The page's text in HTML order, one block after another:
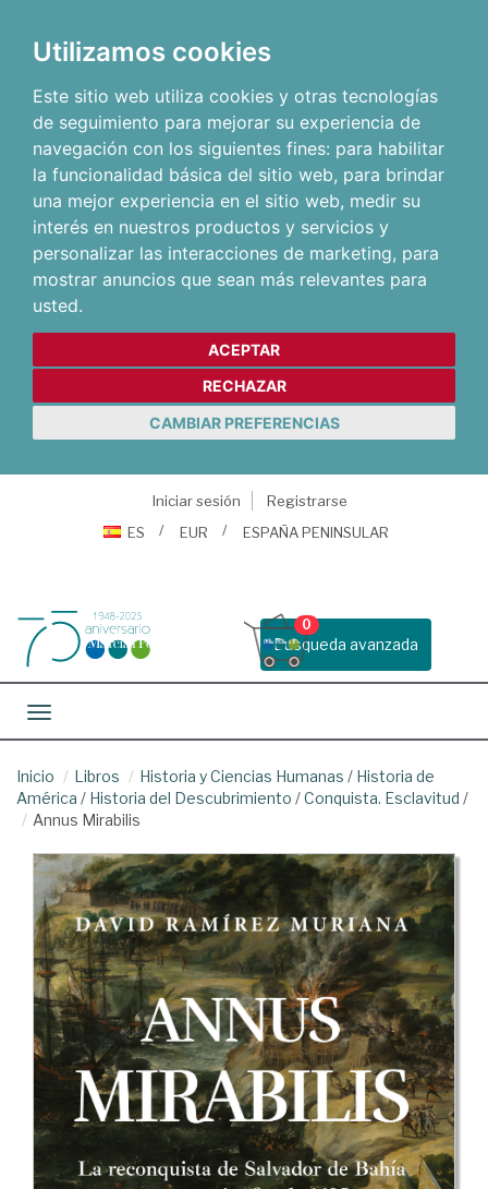
Utilizamos cookies
Este sitio web utiliza cookies y otras tecnologías
de seguimiento para mejorar su experiencia de
navegación con los siguientes fines: para habilitar
la funcionalidad básica del sitio web, para brindar
una mejor experiencia en el sitio web, medir su
interés en nuestros productos y servicios y
personalizar las interacciones de marketing, para
mostrar anuncios que sean más relevantes para
usted.
ACEPTAR
RECHAZAR
CAMBIAR PREFERENCIAS
Iniciar sesión
Registrarse
ES
EUR ESPAÑA PENINSULAR
Busqueda avanzada
0
Toggle navigation
Inicio Libros Historia y Ciencias Humanas / Historia de
América / Historia del Descubrimiento /Conquista. Esclavitud /
Annus Mirabilis